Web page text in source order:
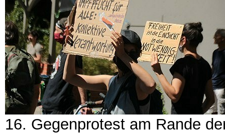
16. Gegenprotest am Rande